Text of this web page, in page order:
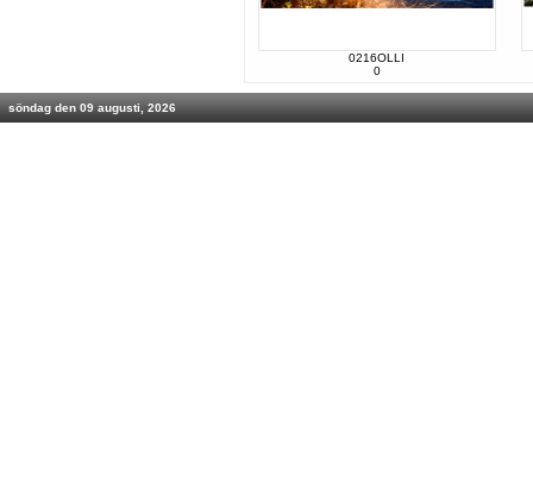
0216OLLI
0
söndag den 09 augusti, 2026